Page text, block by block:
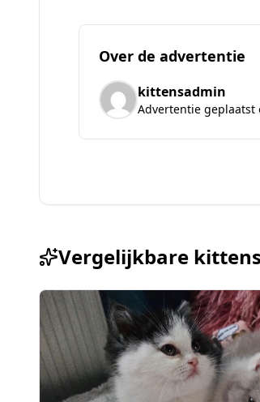
Over de advertentie
kittensadmin
Advertentie geplaatst
Vergelijkbare kittens